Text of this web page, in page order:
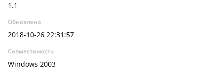
1.1
Обновлено
2018-10-26 22:31:57
Совместимость
Windows 2003